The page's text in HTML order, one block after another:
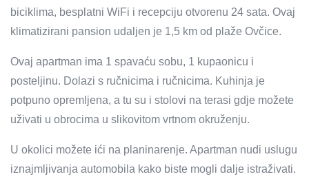
biciklima, besplatni WiFi i recepciju otvorenu 24 sata. Ovaj
klimatizirani pansion udaljen je 1,5 km od plaže Ovčice.
Ovaj apartman ima 1 spavaću sobu, 1 kupaonicu i
posteljinu. Dolazi s ručnicima i ručnicima. Kuhinja je
potpuno opremljena, a tu su i stolovi na terasi gdje možete
uživati ​​u obrocima u slikovitom vrtnom okruženju.
U okolici možete ići na planinarenje. Apartman nudi uslugu
iznajmljivanja automobila kako biste mogli dalje istraživati.